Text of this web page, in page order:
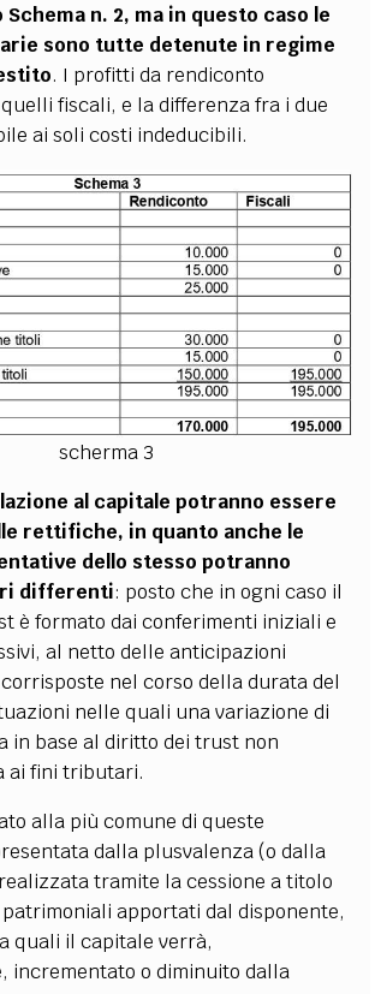
n. 2, ma in questo caso le
sono tutte detenute in regime
. I profitti da rendiconto
fiscali, e la differenza fra i due
ai soli costi indeducibili.
scherma 3
al capitale potranno essere
rettifiche, in quanto anche le
dello stesso potranno
differenti: posto che in ogni caso il
è formato dai conferimenti iniziali e
al netto delle anticipazioni
nel corso della durata del
nelle quali una variazione di
in base al diritto dei trust non
ai fini tributari.
alla più comune di queste
dalla plusvalenza (o dalla
tramite la cessione a titolo
apportati dal disponente,
quali il capitale verrà,
incrementato o diminuito dalla